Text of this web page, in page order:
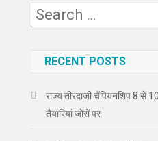
RECENT POSTS
राज्य तीरंदाजी चैंपियनशिप 8 से
तैयारियां जोरों पर